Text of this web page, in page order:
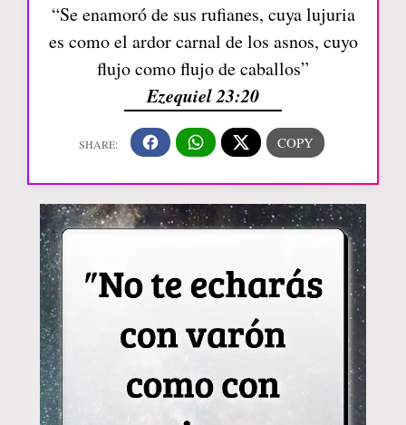
“Se enamoró de sus rufianes, cuya lujuria
es como el ardor carnal de los asnos, cuyo
flujo como flujo de caballos”
Ezequiel 23:20